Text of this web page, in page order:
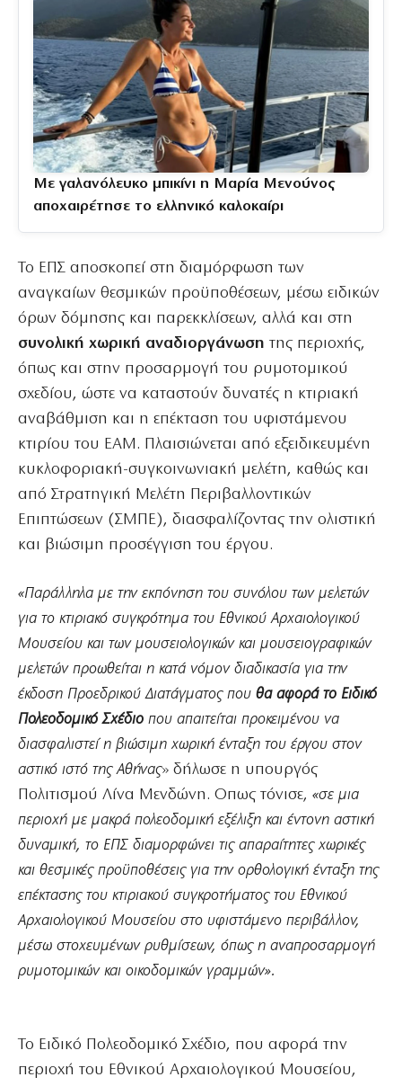
Με γαλανόλευκο μπικίνι η Μαρία Μενούνος
αποχαιρέτησε το ελληνικό καλοκαίρι
Το ΕΠΣ αποσκοπεί στη διαμόρφωση των
αναγκαίων θεσμικών προϋποθέσεων, μέσω ειδικών
όρων δόμησης και παρεκκλίσεων, αλλά και στη
συνολική χωρική αναδιοργάνωση της περιοχής,
όπως και στην προσαρμογή του ρυμοτομικού
σχεδίου, ώστε να καταστούν δυνατές η κτιριακή
αναβάθμιση και η επέκταση του υφιστάμενου
κτιρίου του ΕΑΜ. Πλαισιώνεται από εξειδικευμένη
κυκλοφοριακή-συγκοινωνιακή μελέτη, καθώς και
από Στρατηγική Μελέτη Περιβαλλοντικών
Επιπτώσεων (ΣΜΠΕ), διασφαλίζοντας την ολιστική
και βιώσιμη προσέγγιση του έργου.
«Παράλληλα με την εκπόνηση του συνόλου των μελετών
για το κτιριακό συγκρότημα του Εθνικού Αρχαιολογικού
Μουσείου και των μουσειολογικών και μουσειογραφικών
μελετών προωθείται η κατά νόμον διαδικασία για την
έκδοση Προεδρικού Διατάγματος που θα αφορά το Ειδικό
Πολεοδομικό Σχέδιο που απαιτείται προκειμένου να
διασφαλιστεί η βιώσιμη χωρική ένταξη του έργου στον
αστικό ιστό της Αθήνας» δήλωσε η υπουργός
Πολιτισμού Λίνα Μενδώνη. Οπως τόνισε, «σε μια
περιοχή με μακρά πολεοδομική εξέλιξη και έντονη αστική
δυναμική, το ΕΠΣ διαμορφώνει τις απαραίτητες χωρικές
και θεσμικές προϋποθέσεις για την ορθολογική ένταξη της
επέκτασης του κτιριακού συγκροτήματος του Εθνικού
Αρχαιολογικού Μουσείου στο υφιστάμενο περιβάλλον,
μέσω στοχευμένων ρυθμίσεων, όπως η αναπροσαρμογή
ρυμοτομικών και οικοδομικών γραμμών».
Το Ειδικό Πολεοδομικό Σχέδιο, που αφορά την
περιοχή του Εθνικού Αρχαιολογικού Μουσείου,